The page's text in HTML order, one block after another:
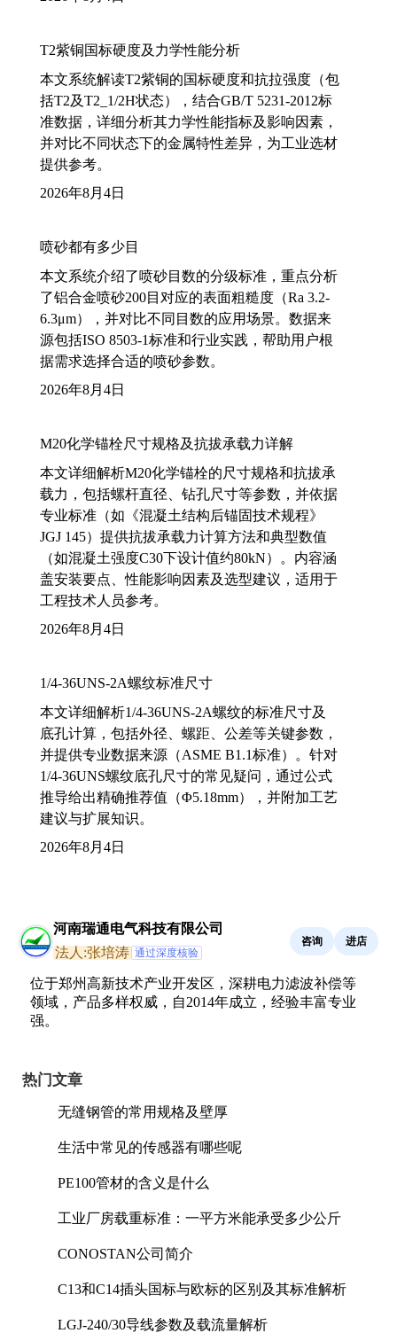
T2紫铜国标硬度及力学性能分析
本文系统解读T2紫铜的国标硬度和抗拉强度（包
括T2及T2_1/2H状态），结合GB/T 5231-2012标
准数据，详细分析其力学性能指标及影响因素，
并对比不同状态下的金属特性差异，为工业选材
提供参考。
2026年8月4日
喷砂都有多少目
本文系统介绍了喷砂目数的分级标准，重点分析
了铝合金喷砂200目对应的表面粗糙度（Ra 3.2-
6.3μm），并对比不同目数的应用场景。数据来
源包括ISO 8503-1标准和行业实践，帮助用户根
据需求选择合适的喷砂参数。
2026年8月4日
M20化学锚栓尺寸规格及抗拔承载力详解
本文详细解析M20化学锚栓的尺寸规格和抗拔承
载力，包括螺杆直径、钻孔尺寸等参数，并依据
专业标准（如《混凝土结构后锚固技术规程》
JGJ 145）提供抗拔承载力计算方法和典型数值
（如混凝土强度C30下设计值约80kN）。内容涵
盖安装要点、性能影响因素及选型建议，适用于
工程技术人员参考。
2026年8月4日
1/4-36UNS-2A螺纹标准尺寸
本文详细解析1/4-36UNS-2A螺纹的标准尺寸及
底孔计算，包括外径、螺距、公差等关键参数，
并提供专业数据来源（ASME B1.1标准）。针对
1/4-36UNS螺纹底孔尺寸的常见疑问，通过公式
推导给出精确推荐值（Φ5.18mm），并附加工艺
建议与扩展知识。
2026年8月4日
河南瑞通电气科技有限公司
法人:张培涛 通过深度核验
咨询 进店
位于郑州高新技术产业开发区，深耕电力滤波补偿等
领域，产品多样权威，自2014年成立，经验丰富专业
强。
热门文章
无缝钢管的常用规格及壁厚
生活中常见的传感器有哪些呢
PE100管材的含义是什么
工业厂房载重标准：一平方米能承受多少公斤
CONOSTAN公司简介
C13和C14插头国标与欧标的区别及其标准解析
LGJ-240/30导线参数及载流量解析